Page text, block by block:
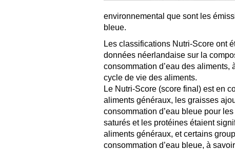
environnemental que sont les
bleue.
Les classifications Nutri-Score ont
données néerlandaise sur la
consommation d’eau des aliments,
cycle de vie des aliments.
Le Nutri-Score (score final) est en
aliments généraux, les graisses
consommation d’eau bleue pour
saturés et les protéines étaient
aliments généraux, et certains
consommation d’eau bleue, à